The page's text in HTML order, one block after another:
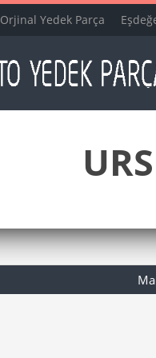
Orjinal Yedek Parça